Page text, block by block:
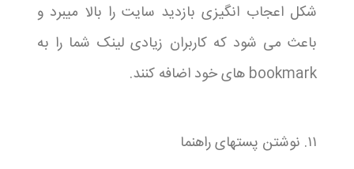
شکل اعجاب انگیزی بازدید سایت را بالا میبرد و
باعث می شود که کاربران زیادی لینک شما را به
bookmark های خود اضافه کنند.
۱۱. نوشتن پستهای راهنما